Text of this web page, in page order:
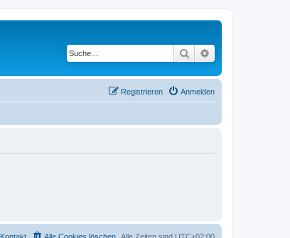
Suche
Anmelden
Registrieren
Alle Zeiten sind UTC+02:00
Alle Cookies löschen
Kontakt